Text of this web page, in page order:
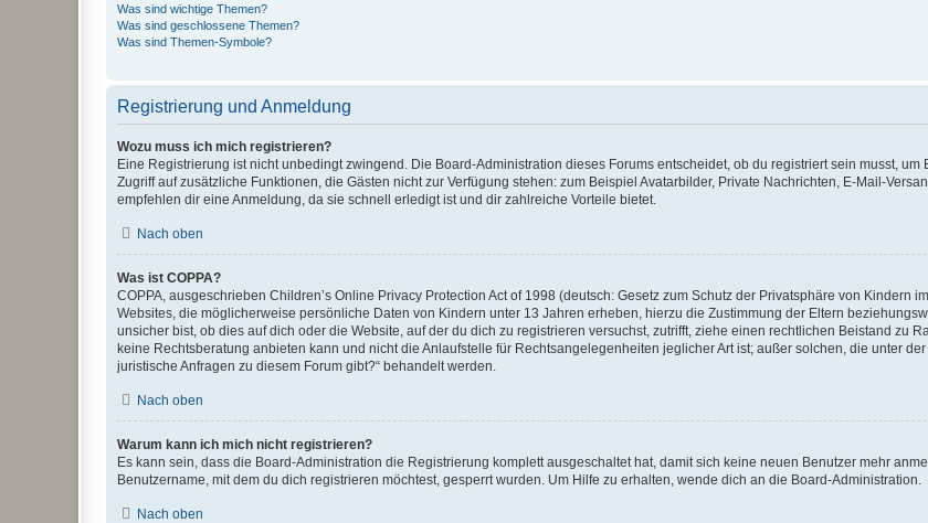
Was sind wichtige Themen?
Was sind geschlossene Themen?
Was sind Themen-Symbole?
Registrierung und Anmeldung
Wozu muss ich mich registrieren?
Eine Registrierung ist nicht unbedingt zwingend. Die Board-Administration dieses Forums entscheidet, ob du registriert sein musst,
Zugriff auf zusätzliche Funktionen, die Gästen nicht zur Verfügung stehen: zum Beispiel Avatarbilder, Private Nachrichten, E-Mail-
empfehlen dir eine Anmeldung, da sie schnell erledigt ist und dir zahlreiche Vorteile bietet.
Nach oben
Was ist COPPA?
COPPA, ausgeschrieben Children’s Online Privacy Protection Act of 1998 (deutsch: Gesetz zum Schutz der Privatsphäre von Kindern
Websites, die möglicherweise persönliche Daten von Kindern unter 13 Jahren erheben, hierzu die Zustimmung der Eltern
unsicher bist, ob dies auf dich oder die Website, auf der du dich zu registrieren versuchst, zutrifft, ziehe einen rechtlichen Beistand zu
keine Rechtsberatung anbieten kann und nicht die Anlaufstelle für Rechtsangelegenheiten jeglicher Art ist; außer solchen, die unter
juristische Anfragen zu diesem Forum gibt?“ behandelt werden.
Nach oben
Warum kann ich mich nicht registrieren?
Es kann sein, dass die Board-Administration die Registrierung komplett ausgeschaltet hat, damit sich keine neuen Benutzer mehr
Benutzername, mit dem du dich registrieren möchtest, gesperrt wurden. Um Hilfe zu erhalten, wende dich an die Board-Administration.
Nach oben